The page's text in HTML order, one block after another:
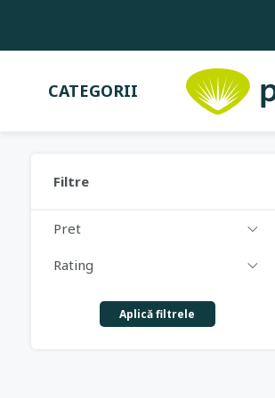
CATEGORII
Filtre
Pret
Rating
Aplică filtrele